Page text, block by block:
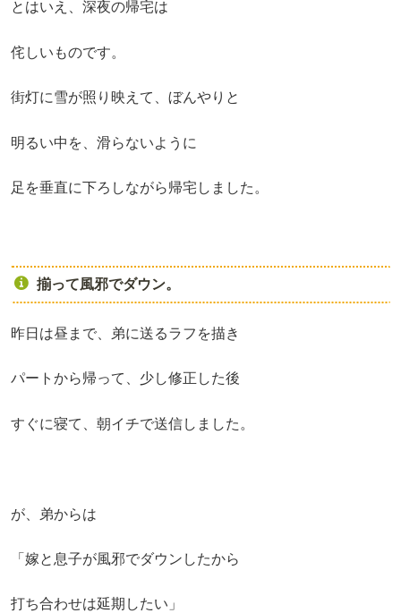
とはいえ、深夜の帰宅は
侘しいものです。
街灯に雪が照り映えて、ぼんやりと
明るい中を、滑らないように
足を垂直に下ろしながら帰宅しました。
揃って風邪でダウン。
昨日は昼まで、弟に送るラフを描き
パートから帰って、少し修正した後
すぐに寝て、朝イチで送信しました。
が、弟からは
「嫁と息子が風邪でダウンしたから
打ち合わせは延期したい」